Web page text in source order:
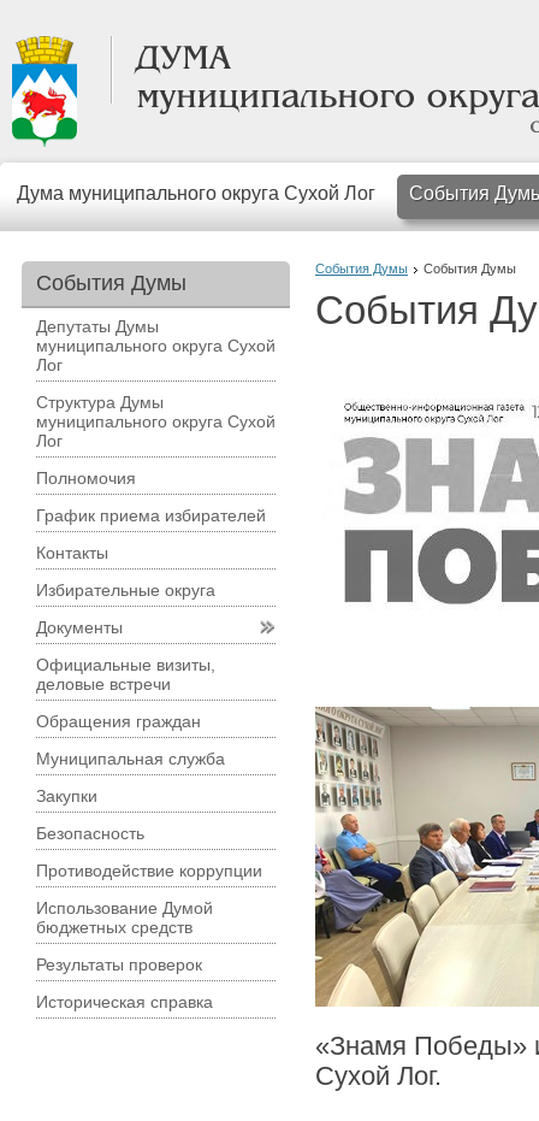
Дума муниципального округа Сухой Лог События
События Думы События Думы
События
«Знамя Победы»
Сухой Лог.
События Думы
Депутаты Думы
муниципального округа Сухой
Лог
Структура Думы
муниципального округа Сухой
Лог
Полномочия
График приема избирателей
Контакты
Избирательные округа
Документы
Официальные визиты,
деловые встречи
Обращения граждан
Муниципальная служба
Закупки
Безопасность
Противодействие коррупции
Использование Думой
бюджетных средств
Результаты проверок
Историческая справка